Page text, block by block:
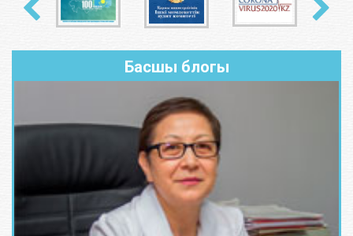
I. ЕААҰ арналған бактериологиялық талдаулар
Клиникалық материалды
көздің, құлақтың, жараның,
пунктаттардың, жоғарғы тыныс
алу жолдар және т.б.) таза
1 зерттеу
Клиникалық материалды
флораға (несеп, өт) зерттеу
көздің, құлақтың, жараның,
1 зерттеу 2500
Басшы блогы